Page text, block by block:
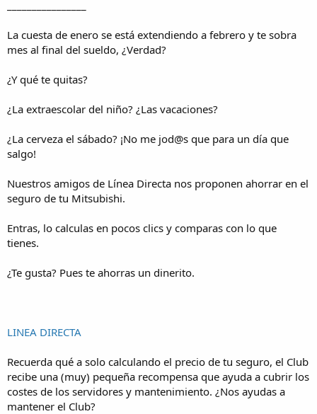
La cuesta de enero se está extendiendo a febrero y te sobra
mes al final del sueldo, ¿Verdad?
¿Y qué te quitas?
¿La extraescolar del niño? ¿Las vacaciones?
¿La cerveza el sábado? ¡No me jod@s que para un día que
salgo!
Nuestros amigos de Línea Directa nos proponen ahorrar en el
seguro de tu Mitsubishi.
Entras, lo calculas en pocos clics y comparas con lo que
tienes.
¿Te gusta? Pues te ahorras un dinerito.
LINEA DIRECTA
Recuerda qué a solo calculando el precio de tu seguro, el Club
recibe una (muy) pequeña recompensa que ayuda a cubrir los
costes de los servidores y mantenimiento. ¿Nos ayudas a
mantener el Club?